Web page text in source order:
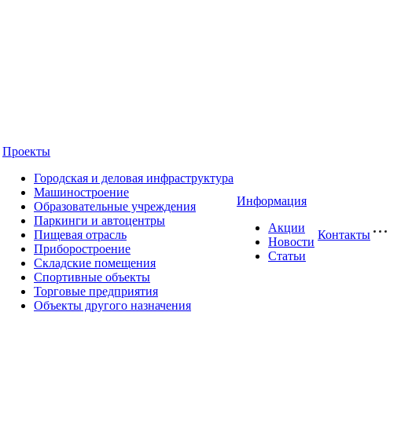
Проекты
Городская и деловая инфраструктура
Машиностроение
Образовательные учреждения
Паркинги и автоцентры
Пищевая отрасль
Приборостроение
Складские помещения
Спортивные объекты
Торговые предприятия
Объекты другого назначения
Информация
Акции
Новости
Статьи
Контакты